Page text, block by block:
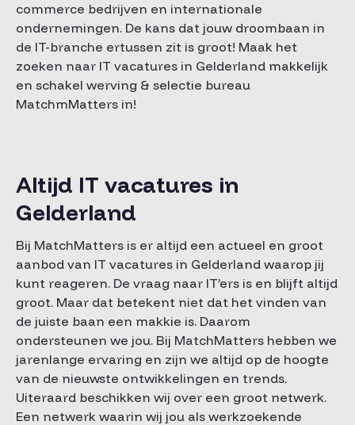
commerce bedrijven en internationale
ondernemingen. De kans dat jouw droombaan in
de IT-branche ertussen zit is groot! Maak het
zoeken naar IT vacatures in Gelderland makkelijk
en schakel werving & selectie bureau
MatchmMatters in!
Altijd IT vacatures in
Gelderland
Bij MatchMatters is er altijd een actueel en groot
aanbod van IT vacatures in Gelderland waarop jij
kunt reageren. De vraag naar IT’ers is en blijft altijd
groot. Maar dat betekent niet dat het vinden van
de juiste baan een makkie is. Daarom
ondersteunen we jou. Bij MatchMatters hebben we
jarenlange ervaring en zijn we altijd op de hoogte
van de nieuwste ontwikkelingen en trends.
Uiteraard beschikken wij over een groot netwerk.
Een netwerk waarin wij jou als werkzoekende